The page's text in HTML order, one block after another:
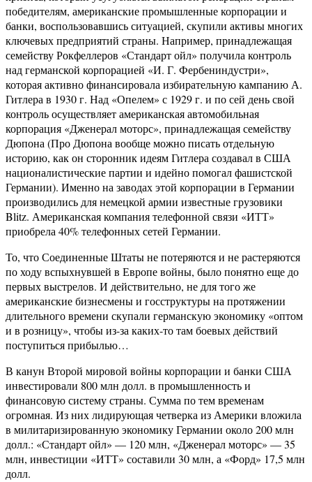
победителям, американские промышленные корпорации и
банки, воспользовавшись ситуацией, скупили активы многих
ключевых предприятий страны. Например, принадлежащая
семейству Рокфеллеров «Стандарт ойл» получила контроль
над германской корпорацией «И. Г. Фербениндустри»,
которая активно финансировала избирательную кампанию А.
Гитлера в 1930 г. Над «Опелем» с 1929 г. и по сей день свой
контроль осуществляет американская автомобильная
корпорация «Дженерал моторс», принадлежащая семейству
Дюпона (Про Дюпона вообще можно писать отдельную
историю, как он сторонник идеям Гитлера создавал в США
националистические партии и идейно помогал фашистской
Германии). Именно на заводах этой корпорации в Германии
производились для немецкой армии известные грузовики
Blitz. Американская компания телефонной связи «ИТТ»
приобрела 40% телефонных сетей Германии.
То, что Соединенные Штаты не потеряются и не растеряются
по ходу вспыхнувшей в Европе войны, было понятно еще до
первых выстрелов. И действительно, не для того же
американские бизнесмены и госструктуры на протяжении
длительного времени скупали германскую экономику «оптом
и в розницу», чтобы из-за каких-то там боевых действий
поступиться прибылью…
В канун Второй мировой войны корпорации и банки США
инвестировали 800 млн долл. в промышленность и
финансовую систему страны. Сумма по тем временам
огромная. Из них лидирующая четверка из Америки вложила
в милитаризированную экономику Германии около 200 млн
долл.: «Стандарт ойл» — 120 млн, «Дженерал моторс» — 35
млн, инвестиции «ИТТ» составили 30 млн, а «Форд» 17,5 млн
долл.